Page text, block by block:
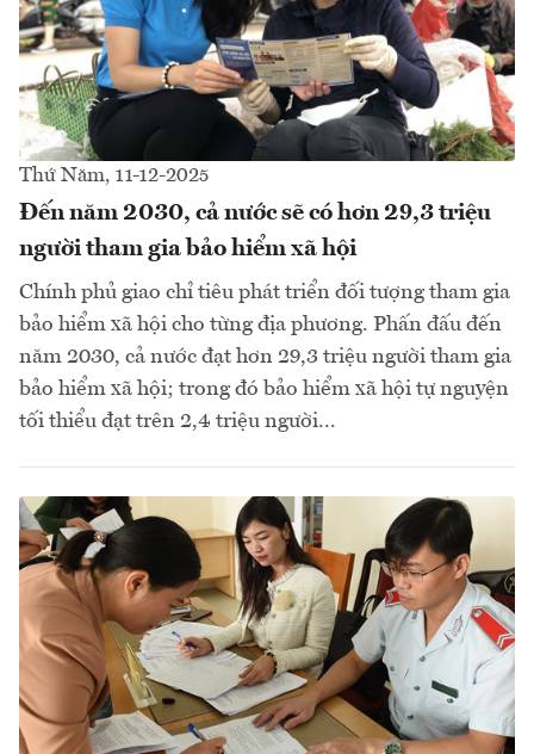
Thứ Năm, 11-12-2025
Đến năm 2030, cả nước sẽ có hơn 29,3 triệu
người tham gia bảo hiểm xã hội
Chính phủ giao chỉ tiêu phát triển đối tượng tham gia
bảo hiểm xã hội cho từng địa phương. Phấn đấu đến
năm 2030, cả nước đạt hơn 29,3 triệu người tham gia
bảo hiểm xã hội; trong đó bảo hiểm xã hội tự nguyện
tối thiểu đạt trên 2,4 triệu người...